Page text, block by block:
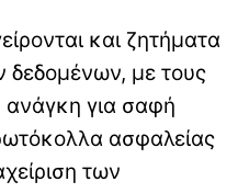
και ζητήματα
με τους
ανάγκη για σαφή
ασφαλείας
των